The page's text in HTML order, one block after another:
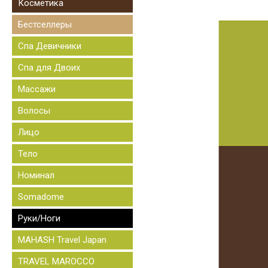
Косметика
Бестселлеры
Спа Девичники
Спа для Двоих
Массажи
Волосы
Лицо
Тело
Номинал
Somadome
Руки/Ноги
MAHASH Travel Japan
TRAVEL MAROCCO